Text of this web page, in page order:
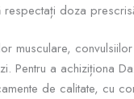
doza
musculare,
Pentru a achiziționa
de calitate, cu